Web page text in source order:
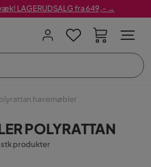
LAGERUDSALG fra 649,- →
havemøbler
POLYRATTAN
stk produkter